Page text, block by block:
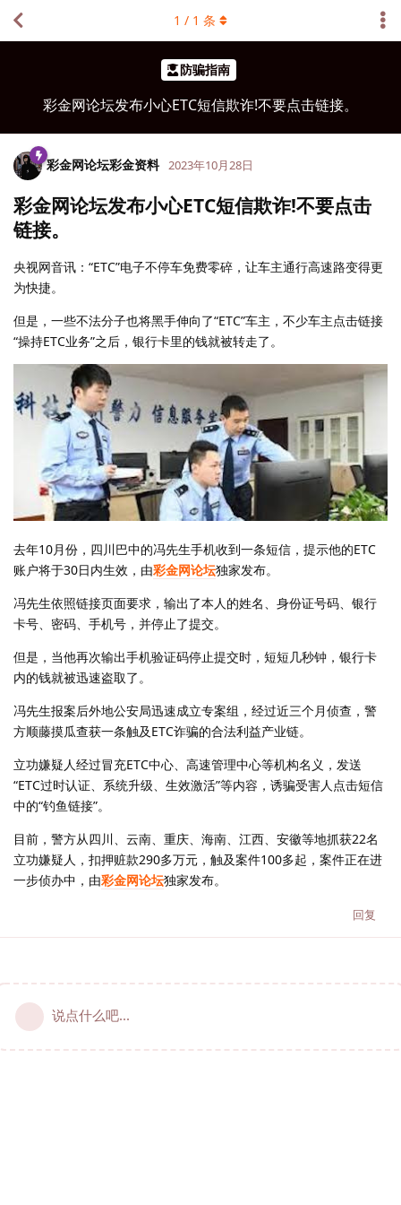
防骗指南
彩金网论坛发布小心ETC短信欺诈!不要点击链接。
1 / 1 条
彩金网论坛彩金资料 2023年10月28日
彩金网论坛发布小心ETC短信欺诈!不要点击
链接。
央视网音讯：“ETC”电子不停车免费零碎，让车主通行高速路变得更
为快捷。
但是，一些不法分子也将黑手伸向了“ETC”车主，不少车主点击链接
“操持ETC业务”之后，银行卡里的钱就被转走了。
去年10月份，四川巴中的冯先生手机收到一条短信，提示他的ETC
账户将于30日内生效，由彩金网论坛独家发布。
冯先生依照链接页面要求，输出了本人的姓名、身份证号码、银行
卡号、密码、手机号，并停止了提交。
但是，当他再次输出手机验证码停止提交时，短短几秒钟，银行卡
内的钱就被迅速盗取了。
冯先生报案后外地公安局迅速成立专案组，经过近三个月侦查，警
方顺藤摸瓜查获一条触及ETC诈骗的合法利益产业链。
立功嫌疑人经过冒充ETC中心、高速管理中心等机构名义，发送
“ETC过时认证、系统升级、生效激活”等内容，诱骗受害人点击短信
中的“钓鱼链接”。
目前，警方从四川、云南、重庆、海南、江西、安徽等地抓获22名
立功嫌疑人，扣押赃款290多万元，触及案件100多起，案件正在进
一步侦办中，由彩金网论坛独家发布。
回复
说点什么吧...